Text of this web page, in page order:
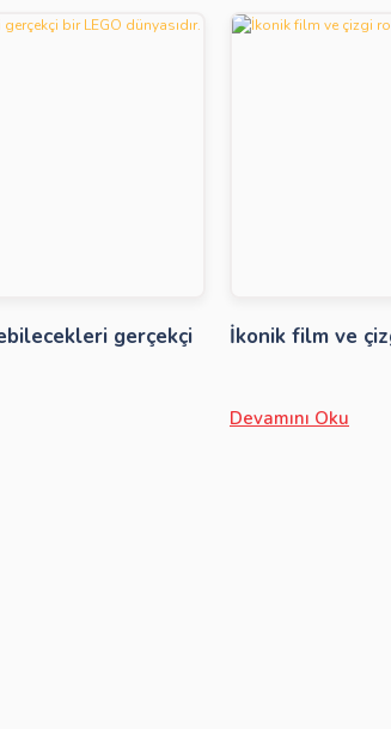
gerçekçi
İkonik film ve
Devamını Oku